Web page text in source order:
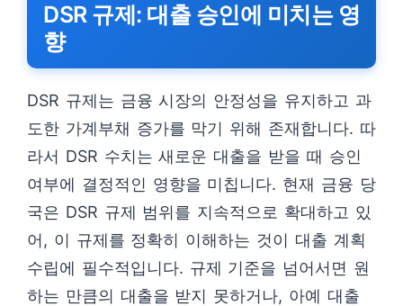
DSR 규제: 대출 승인에 미치는 영
향
DSR 규제는 금융 시장의 안정성을 유지하고 과
도한 가계부채 증가를 막기 위해 존재합니다. 따
라서 DSR 수치는 새로운 대출을 받을 때 승인
여부에 결정적인 영향을 미칩니다. 현재 금융 당
국은 DSR 규제 범위를 지속적으로 확대하고 있
어, 이 규제를 정확히 이해하는 것이 대출 계획
수립에 필수적입니다. 규제 기준을 넘어서면 원
하는 만큼의 대출을 받지 못하거나, 아예 대출